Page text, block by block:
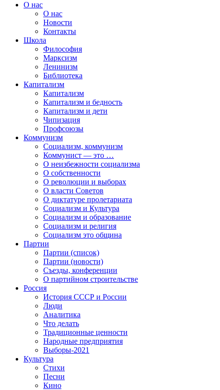
О нас
О нас
Новости
Контакты
Школа
Философия
Марксизм
Ленинизм
Библиотека
Капитализм
Капитализм
Капитализм и бедность
Капитализм и дети
Чипизация
Профсоюзы
Коммунизм
Социализм, коммунизм
Коммунист — это …
О неизбежности социализма
О собственности
О революции и выборах
О власти Советов
О диктатуре пролетариата
Социализм и Культура
Социализм и образование
Социализм и религия
Социализм это община
Партии
Партии (список)
Партии (новости)
Съезды, конференции
О партийном строительстве
Россия
История СССР и России
Люди
Аналитика
Что делать
Традиционные ценности
Народные предприятия
Выборы-2021
Культура
Стихи
Песни
Кино